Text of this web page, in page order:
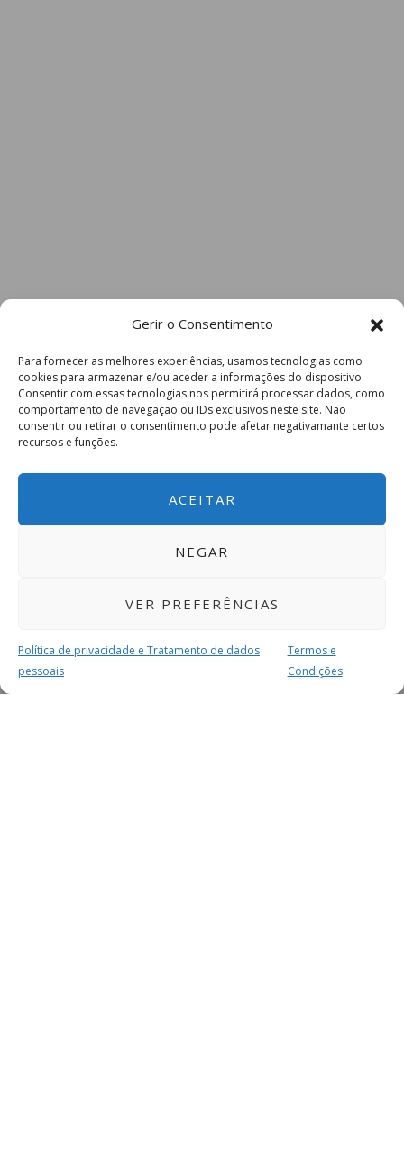
Gerir o Consentimento
Para fornecer as melhores experiências, usamos tecnologias como
cookies para armazenar e/ou aceder a informações do dispositivo.
Consentir com essas tecnologias nos permitirá processar dados, como
comportamento de navegação ou IDs exclusivos neste site. Não
consentir ou retirar o consentimento pode afetar negativamante certos
recursos e funções.
ACEITAR
NEGAR
VER PREFERÊNCIAS
Política de privacidade e Tratamento de dados
pessoais
Termos e
Condições